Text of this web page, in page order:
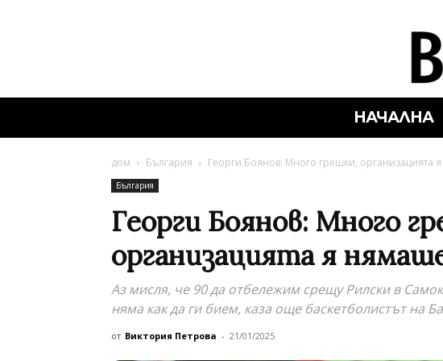
НАЧАЛНА
дом България Георги Боянов: Много грешки, организацията
България
Георги Боянов: Много
организацията я
Аз мисля, че 90 да отбележим срещу Рилски в
няма как да ги бием, каза още баскетболистът на
от Виктория Петрова - 21/01/2025